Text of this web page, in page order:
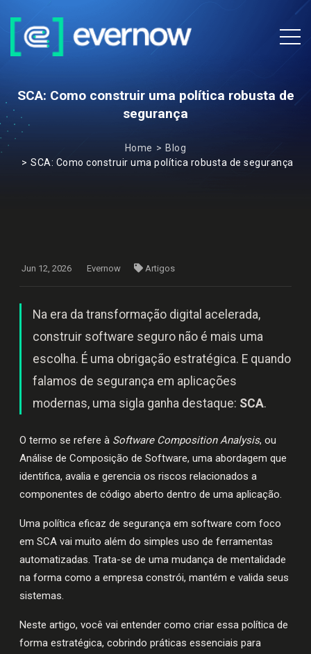
SCA: Como construir uma política robusta de
segurança
Home
Blog
SCA: Como construir uma política robusta de segurança
Jun 12, 2026 Evernow Artigos
Na era da transformação digital acelerada,
construir software seguro não é mais uma
escolha. É uma obrigação estratégica. E quando
falamos de segurança em aplicações
modernas, uma sigla ganha destaque: SCA.
O termo se refere à Software Composition Analysis, ou
Análise de Composição de Software, uma abordagem que
identifica, avalia e gerencia os riscos relacionados a
componentes de código aberto dentro de uma aplicação.
Uma política eficaz de segurança em software com foco
em SCA vai muito além do simples uso de ferramentas
automatizadas. Trata-se de uma mudança de mentalidade
na forma como a empresa constrói, mantém e valida seus
sistemas.
Neste artigo, você vai entender como criar essa política de
forma estratégica, cobrindo práticas essenciais para